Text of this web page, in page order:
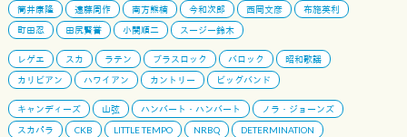
筒井康隆 遠藤周作 南方熊楠 今和次郎 西岡文彦
布施英利
町田忍
田尻賢誉 小関順二 スージー鈴木
レゲエ スカ ラテン ブラスロック バロック
昭和歌謡
カリビアン
ハワイアン カントリー ビッグバンド
キャンディーズ 山弦 ハンバート・ハンバート
ノラ・ジョーンズ
スカパラ
CKB LITTLE TEMPO NRBQ
DETERMINATION